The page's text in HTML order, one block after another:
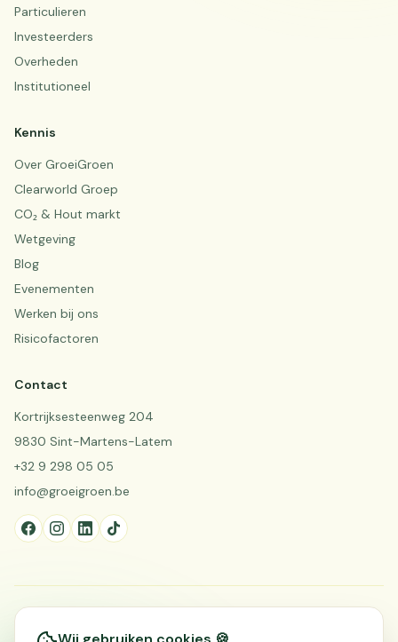
Particulieren
Investeerders
Overheden
Institutioneel
Kennis
Over GroeiGroen
Clearworld Groep
CO₂ & Hout markt
Wetgeving
Blog
Evenementen
Werken bij ons
Risicofactoren
Contact
Kortrijksesteenweg 204
9830 Sint-Martens-Latem
+32 9 298 05 05
info@groeigroen.be